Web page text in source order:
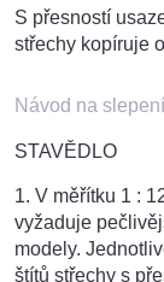
S přesností
střechy kopíruje
Návod na slepení
STAVĚDLO
1. V měřítku 1 :
vyžaduje
modely.
štítů střechy s